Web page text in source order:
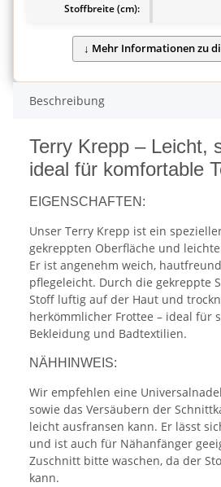
Stoffbreite (cm):
Beschreibung
Terry Krepp – Leicht,
ideal für komfortable
EIGENSCHAFTEN:
Unser Terry Krepp ist ein
gekreppten Oberfläche und
Er ist angenehm weich,
pflegeleicht. Durch die gekreppte
Stoff luftig auf der Haut und
herkömmlicher Frottee – ideal für
Bekleidung und Badtextilien.
NÄHHINWEIS:
Wir empfehlen eine
sowie das Versäubern der
leicht ausfransen kann. Er lässt
und ist auch für Nähanfänger
Zuschnitt bitte waschen, da der
kann.